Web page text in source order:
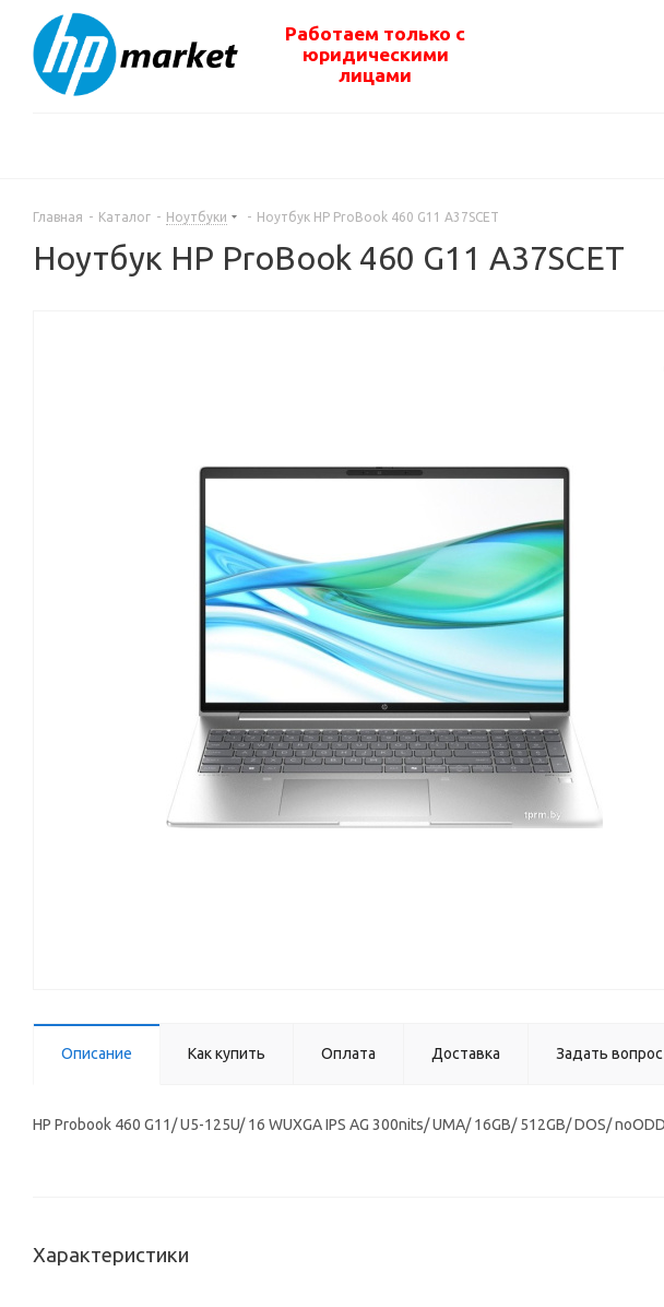
Работаем только с
юридическими
лицами
Главная - Каталог - Ноутбуки - Ноутбук HP ProBook 460 G11 A37SCET
Ноутбук HP ProBook 460 G11 A37SCET
Описание Как купить Оплата Доставка Задать вопрос
HP Probook 460 G11/ U5-125U/ 16 WUXGA IPS AG 300nits/ UMA/ 16GB/ 512GB/ DOS/
Характеристики